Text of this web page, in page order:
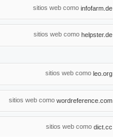
sitios web como infofarm.de
sitios web como helpster.de
sitios web como leo.org
sitios web como wordreference.com
sitios web como dict.cc